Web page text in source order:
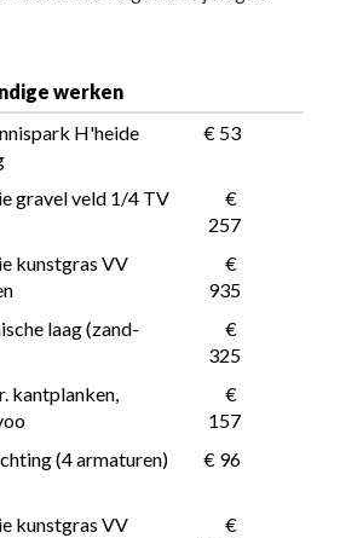
werken
H'heide
€ 53
gravel veld 1/4 TV
257
kunstgras VV
935
laag (zand-
325
kantplanken,
157
(4 armaturen)
€ 96
kunstgras VV